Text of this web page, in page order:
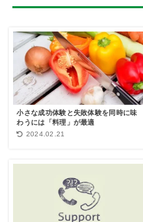
小さな成功体験と失敗体験を同時に味
わうには「料理」が最適
2024.02.21